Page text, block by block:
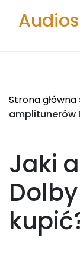
Strona główna
amplitunerów
Jaki